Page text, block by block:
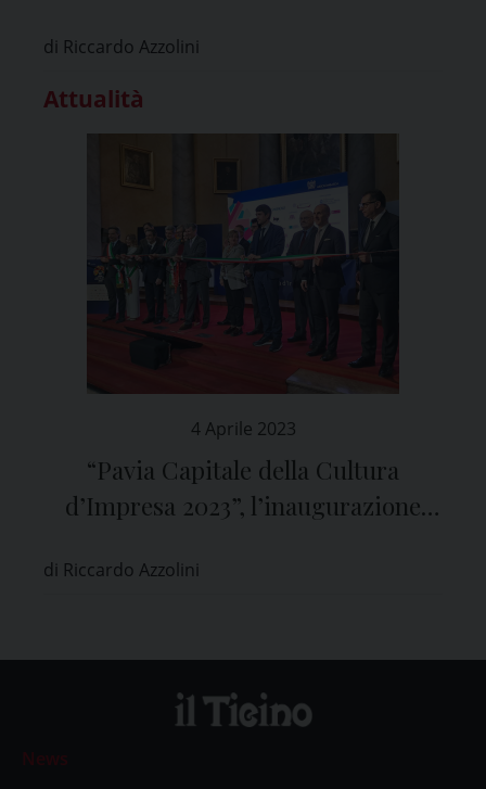
di Riccardo Azzolini
Attualità
4 Aprile 2023
“Pavia Capitale della Cultura
d’Impresa 2023”, l’inaugurazione
di Riccardo Azzolini
News